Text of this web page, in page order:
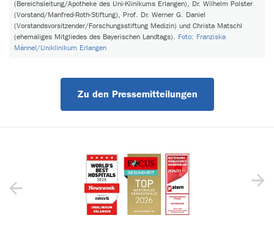
(Bereichsleitung/Apotheke des Uni-Klinikums Erlangen), Dr. Wilhelm Polster
(Vorstand/Manfred-Roth-Stiftung), Prof. Dr. Werner G. Daniel
(Vorstandsvorsitzender/Forschungsstiftung Medizin) und Christa Matschl
(ehemaliges Mitgliedes des Bayerischen Landtags). Foto: Franziska
Männel/Uniklinikum Erlangen
Zu den Pressemitteilungen